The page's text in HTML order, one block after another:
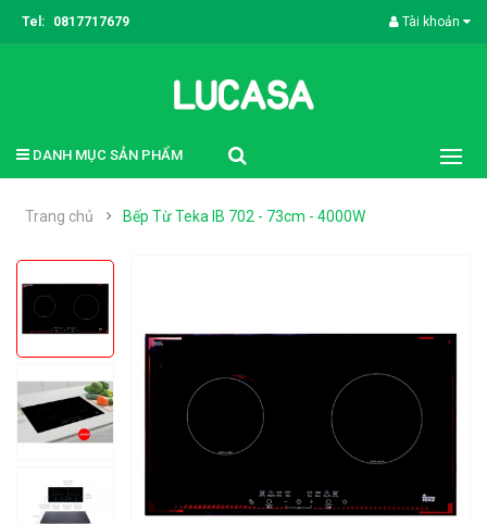
Tel: 0817717679 Tài khoản
DANH MỤC SẢN PHẨM
Trang chủ Bếp Từ Teka IB 702 - 73cm - 4000W